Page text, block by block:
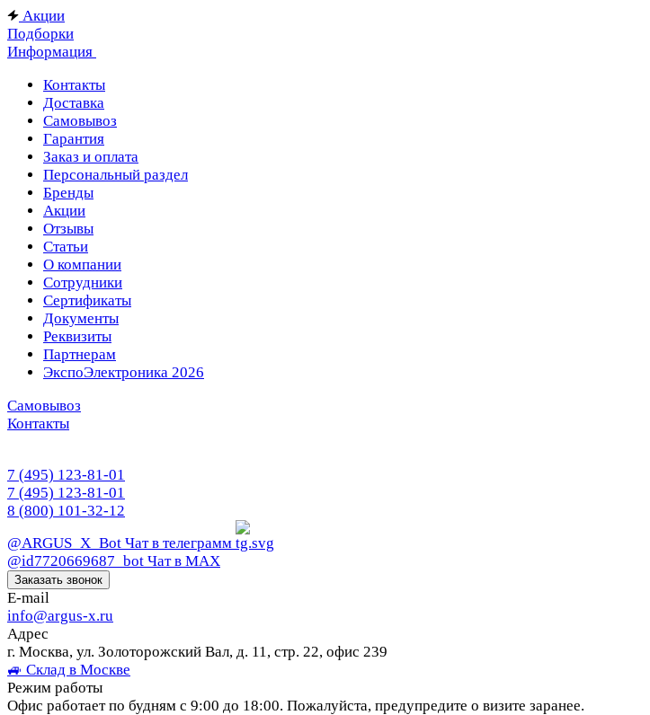
Акции
Подборки
Информация
Контакты
Доставка
Самовывоз
Гарантия
Заказ и оплата
Персональный раздел
Бренды
Акции
Отзывы
Статьи
О компании
Сотрудники
Сертификаты
Документы
Реквизиты
Партнерам
ЭкспоЭлектроника 2026
Самовывоз
Контакты
7 (495) 123-81-01
7 (495) 123-81-01
8 (800) 101-32-12
@ARGUS_X_Bot Чат в телеграмм
@id7720669687_bot Чат в МАХ
Заказать звонок
E-mail
info@argus-x.ru
Адрес
г. Москва, ул. Золоторожский Вал, д. 11, стр. 22, офис 239
🚙 Склад в Москве
Режим работы
Офис работает по будням с 9:00 до 18:00. Пожалуйста, предупредите о визите заранее.